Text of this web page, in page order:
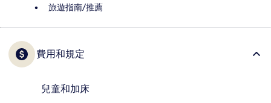
旅遊指南/推薦
費用和規定
兒童和加床